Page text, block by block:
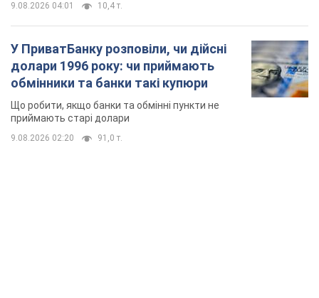
9.08.2026 04:01 10,4 т.
У ПриватБанку розповіли, чи дійсні
долари 1996 року: чи приймають
обмінники та банки такі купюри
Що робити, якщо банки та обмінні пункти не
приймають старі долари
9.08.2026 02:20 91,0 т.